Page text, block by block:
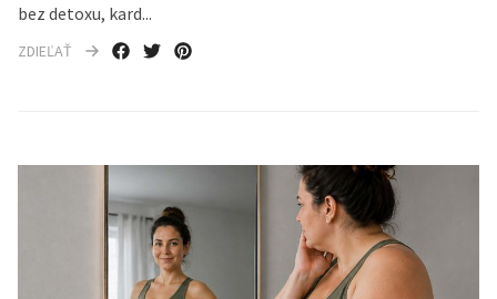
bez detoxu, kard...
ZDIEĽAŤ